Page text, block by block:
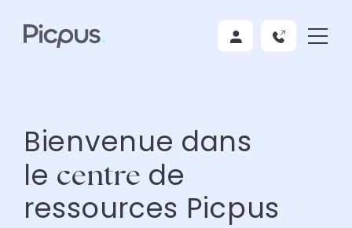
Bienvenue dans
le centre de
ressources Picpus